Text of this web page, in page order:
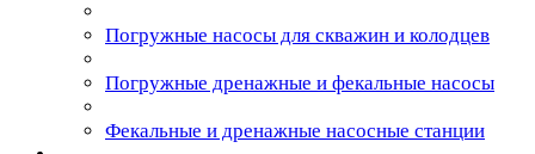
Погружные насосы для скважин и колодцев
Погружные дренажные и фекальные насосы
Фекальные и дренажные насосные станции